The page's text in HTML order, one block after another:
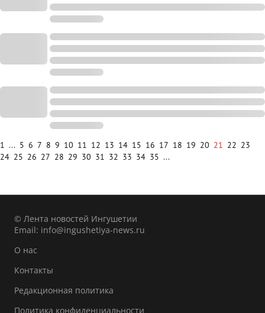
1 ... 5 6 7 8 9 10 11 12 13 14 15 16 17 18 19 20 21 22 23
24 25 26 27 28 29 30 31 32 33 34 35 ...
© Лента новостей Ингушетии
Email: info@ingushetiya-news.ru
О нас
Контакты
Редакционная политика
Политика конфиденциальности